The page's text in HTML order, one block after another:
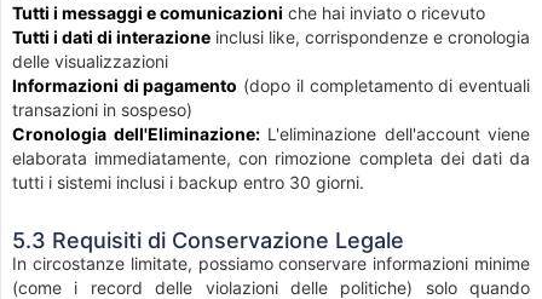
Tutti i messaggi e comunicazioni che hai inviato o ricevuto
Tutti i dati di interazione inclusi like, corrispondenze e cronologia
delle visualizzazioni
Informazioni di pagamento (dopo il completamento di eventuali
transazioni in sospeso)
Cronologia dell'Eliminazione:L'eliminazione dell'account viene
elaborata immediatamente, con rimozione completa dei dati da
tutti i sistemi inclusi i backup entro 30 giorni.
5.3 Requisiti di Conservazione Legale
In circostanze limitate, possiamo conservare informazioni minime
(come i record delle violazioni delle politiche) solo quando